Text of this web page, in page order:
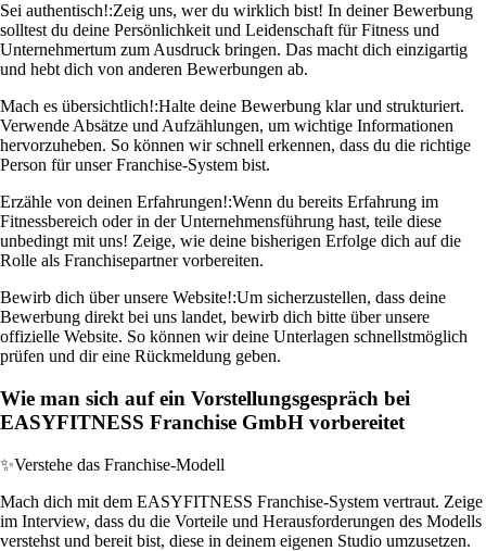
Sei authentisch!:Zeig uns, wer du wirklich bist! In deiner Bewerbung
solltest du deine Persönlichkeit und Leidenschaft für Fitness und
Unternehmertum zum Ausdruck bringen. Das macht dich einzigartig
und hebt dich von anderen Bewerbungen ab.
Mach es übersichtlich!:Halte deine Bewerbung klar und strukturiert.
Verwende Absätze und Aufzählungen, um wichtige Informationen
hervorzuheben. So können wir schnell erkennen, dass du die richtige
Person für unser Franchise-System bist.
Erzähle von deinen Erfahrungen!:Wenn du bereits Erfahrung im
Fitnessbereich oder in der Unternehmensführung hast, teile diese
unbedingt mit uns! Zeige, wie deine bisherigen Erfolge dich auf die
Rolle als Franchisepartner vorbereiten.
Bewirb dich über unsere Website!:Um sicherzustellen, dass deine
Bewerbung direkt bei uns landet, bewirb dich bitte über unsere
offizielle Website. So können wir deine Unterlagen schnellstmöglich
prüfen und dir eine Rückmeldung geben.
Wie man sich auf ein Vorstellungsgespräch bei
EASYFITNESS Franchise GmbH vorbereitet
✨Verstehe das Franchise-Modell
Mach dich mit dem EASYFITNESS Franchise-System vertraut. Zeige
im Interview, dass du die Vorteile und Herausforderungen des Modells
verstehst und bereit bist, diese in deinem eigenen Studio umzusetzen.